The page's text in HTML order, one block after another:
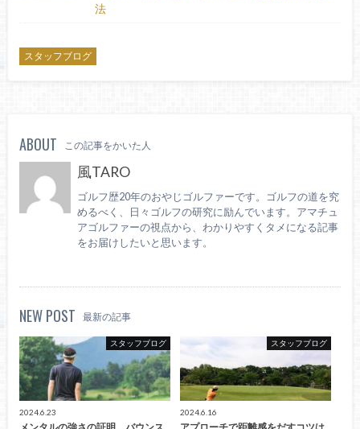
法
スタッフブログ
ABOUT この記事をかいた人
風TARO
ゴルフ歴20年のおやじゴルファーです。ゴルフの道を究
めるべく、日々ゴルフの研究に励んでいます。アマチュ
アゴルファーの視点から、わかりやすくタメになる記事
をお届けしたいと思います。
NEW POST 最新の記事
スタッフブログ
2024.6.23
スタッフブログ
2024.6.16